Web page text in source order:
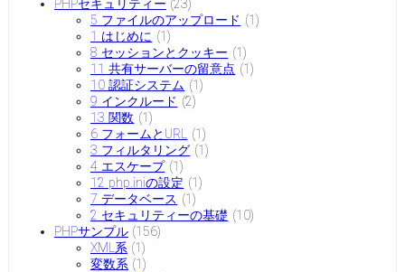
PHPセキュリティー (23)
5 ファイルのアップロード (1)
1 はじめに (1)
8 セッションとクッキー (1)
11 共有サーバーの留意点 (1)
10 認証システム (1)
9 インクルード (2)
13 関数 (1)
6 フォームとURL
(1)
3 フィルタリング (1)
4 エスケープ(1)
12 php.iniの設定 (1)
7 データベース (1)
2 セキュリティーの基礎 (10)
PHPサンプル(156)
XML系 (1)
変数系 (1)